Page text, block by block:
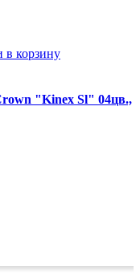
в корзину
"Kinex Sl" 04цв.,